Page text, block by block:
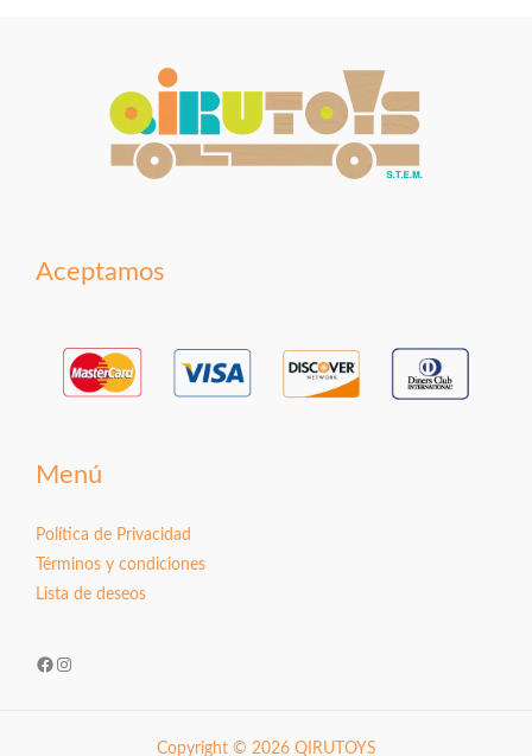
Aceptamos
Menú
Política de Privacidad
Términos y condiciones
Lista de deseos
Facebook
Instagram
Copyright © 2026 QIRUTOYS